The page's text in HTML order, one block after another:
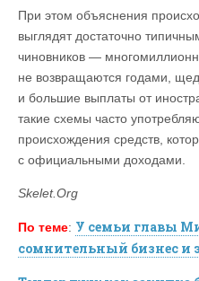
При этом объяснения
выглядят достаточно
чиновников —
не возвращаются годами,
и большие выплаты от
такие схемы часто
происхождения средств,
с официальными доходами.
Skelet.Org
По теме: У семьи главы
сомнительный бизнес и